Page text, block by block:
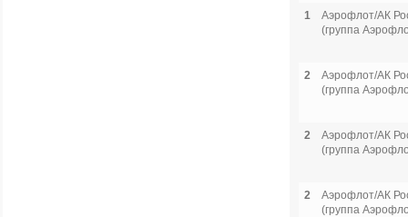
1
Аэрофлот/АК
(группа
2
Аэрофлот/АК
(группа
2
Аэрофлот/АК
(группа
2
Аэрофлот/АК
(группа